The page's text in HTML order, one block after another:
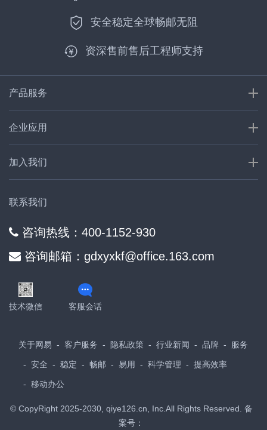
安全稳定全球畅邮无阻
资深售前售后工程师支持
产品服务
企业应用
加入我们
联系我们
咨询热线：400-1152-930
咨询邮箱：gdxyxkf@office.163.com
技术微信 客服会话
关于网易 客户服务 隐私政策 行业新闻 品牌 服务
安全 稳定 畅邮 易用 科学管理 提高效率
移动办公
© CopyRight 2025-2030, qiye126.cn, Inc.All Rights Reserved. 备
案号：